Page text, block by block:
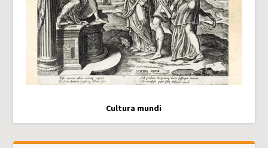
Cultura mundi